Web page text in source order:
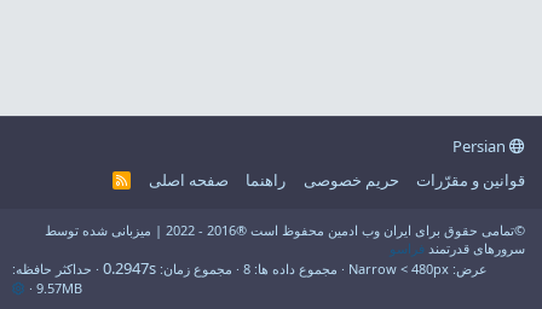
قوانین و مقرّرات
حریم خصوصی راهنما صفحه اصلی
R
©تمامی حقوق برای ایران وب ادمین محفوظ است ®2016 - 2022 | میزبانی شده توسط
سرورهای قدرتمند فراسو
عرض
مجموع داده ها 8 مجموع زمان 0.2947s
حداکثر حافظه
9.57MB